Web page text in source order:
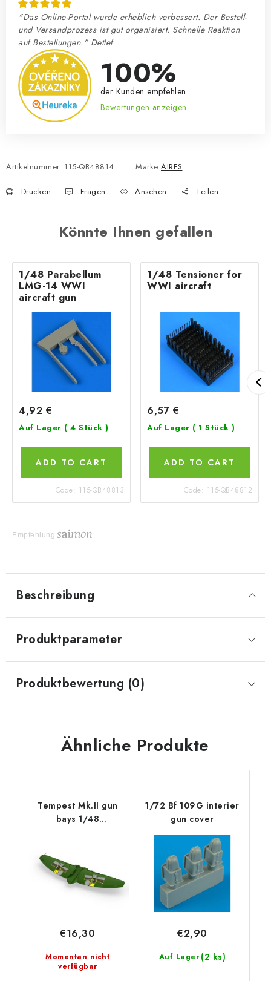
"Das Online-Portal wurde erheblich verbessert. Der Bestell-
und Versandprozess ist gut organisiert. Schnelle Reaktion
auf Bestellungen." Detlef
100%
der Kunden empfehlen
Bewertungen anzeigen
Artikelnummer: 115-QB48814 Marke:AIRES
Drucken Fragen Ansehen Teilen
Könnte Ihnen gefallen
1/48 Parabellum
LMG-14 WWI
aircraft gun
4,92 €
Auf Lager ( 4 Stück )
ADD TO CART
Code: 115-QB48813
1/48 Tensioner for
WWI aircraft
6,57 €
Auf Lager ( 1 Stück )
ADD TO CART
Code: 115-QB48812
Empfehlung
Beschreibung
Produktparameter
Produktbewertung (0)
Ähnliche Produkte
Tempest Mk.II gun
bays 1/48
HOBBY
Momentan nicht
verfügbar
€16,30
1/72 Bf 109G interier
gun cover
Auf Lager (2 ks)
€2,90